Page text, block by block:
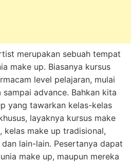
merupakan sebuah tempat
make up. Biasanya kursus
level pelajaran, mulai
advance. Bahkan kita
yang tawarkan kelas-kelas
layaknya kursus make
kelas make up tradisional,
lain-lain. Pesertanya dapat
make up, maupun mereka